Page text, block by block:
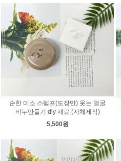
순한 미소 스템프(도장만) 웃는 얼굴
비누만들기 diy 재료 (자체제작)
5,500원